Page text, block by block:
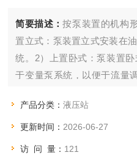
简要描述：按泵装置的机构
置立式：泵装置立式安装在
统。2）上置卧式：泵装置
于变量泵系统，以便于流量
于油箱容量大250升，电机功
产品分类：液压站
更新时间： 2026-06-27
访 问 量： 121